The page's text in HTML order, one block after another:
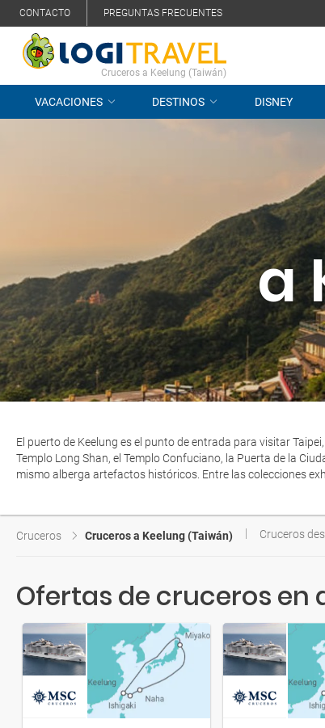
CONTACTO PREGUNTAS FRECUENTES
Cruceros a Keelung (Taiwán)
VACACIONES DESTINOS DISNEY
a
El puerto de Keelung es el punto de entrada para visitar
Templo Long Shan, el Templo Confuciano, la Puerta de la
mismo alberga artefactos históricos. Entre las colecciones
Cruceros Cruceros a Keelung (Taiwán) Cruceros
Ofertas de cruceros en